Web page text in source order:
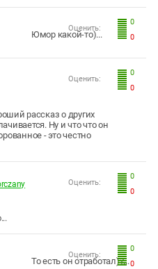
0
0
Оценить:
Юмор какой-то)...
0
0
Оценить:
рассказ о других
Ну и что что он
- это честно
0
0
Оценить:
0
0
Оценить:
То есть он отработал)?...